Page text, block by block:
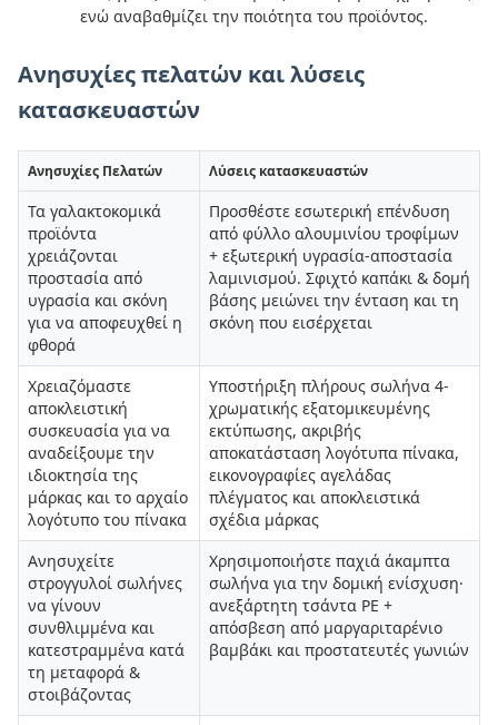
ενώ αναβαθμίζει την ποιότητα του προϊόντος.
Ανησυχίες πελατών και λύσεις
κατασκευαστών
Ανησυχίες Πελατών Λύσεις κατασκευαστών
Τα γαλακτοκομικά
προϊόντα
χρειάζονται
προστασία από
υγρασία και σκόνη
για να αποφευχθεί η
φθορά
Προσθέστε εσωτερική επένδυση
από φύλλο αλουμινίου τροφίμων
+ εξωτερική υγρασία-αποστασία
λαμινισμού. Σφιχτό καπάκι & δομή
βάσης μειώνει την ένταση και τη
σκόνη που εισέρχεται
Χρειαζόμαστε
αποκλειστική
συσκευασία για να
αναδείξουμε την
ιδιοκτησία της
μάρκας και το αρχαίο
λογότυπο του πίνακα
Υποστήριξη πλήρους σωλήνα 4-
χρωματικής εξατομικευμένης
εκτύπωσης, ακριβής
αποκατάσταση λογότυπα πίνακα,
εικονογραφίες αγελάδας
πλέγματος και αποκλειστικά
σχέδια μάρκας
Ανησυχείτε
στρογγυλοί σωλήνες
να γίνουν
συνθλιμμένα και
κατεστραμμένα κατά
τη μεταφορά &
στοιβάζοντας
Χρησιμοποιήστε παχιά άκαμπτα
σωλήνα για την δομική ενίσχυση·
ανεξάρτητη τσάντα PE +
απόσβεση από μαργαριταρένιο
βαμβάκι και προστατευτές γωνιών